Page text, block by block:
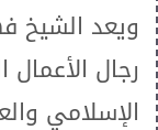
ويعد الشيخ
رجال الأعمال
الإسلامي